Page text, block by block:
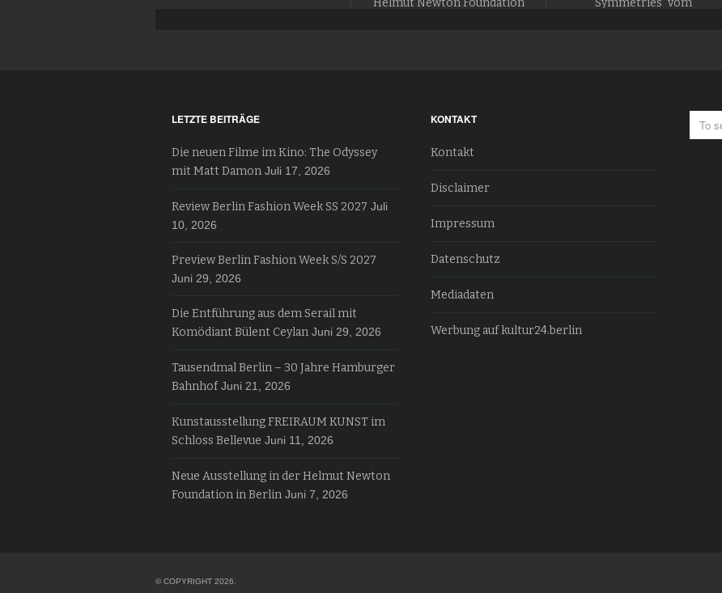
Helmut Newton Foundation
Symmetries“ vom
LETZTE BEITRÄGE
Die neuen Filme im Kino: The Odyssey
mit Matt Damon Juli 17, 2026
Review Berlin Fashion Week SS 2027 Juli
10, 2026
Preview Berlin Fashion Week S/S 2027
Juni 29, 2026
Die Entführung aus dem Serail mit
Komödiant Bülent Ceylan Juni 29, 2026
Tausendmal Berlin – 30 Jahre Hamburger
Bahnhof Juni 21, 2026
Kunstausstellung FREIRAUM KUNST im
Schloss Bellevue Juni 11, 2026
Neue Ausstellung in der Helmut Newton
Foundation in Berlin Juni 7, 2026
KONTAKT
Kontakt
Disclaimer
Impressum
Datenschutz
Mediadaten
Werbung auf kultur24.berlin
© COPYRIGHT 2026.